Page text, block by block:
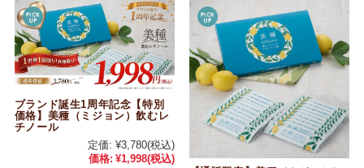
ブランド誕生1周年記念【特別
価格】美種（ミジョン）飲むレ
チノール
定価: ¥3,780(税込)
価格: ¥1,998(税込)